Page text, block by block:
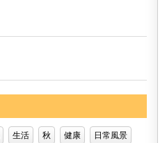
生活 秋 健康 日常風景